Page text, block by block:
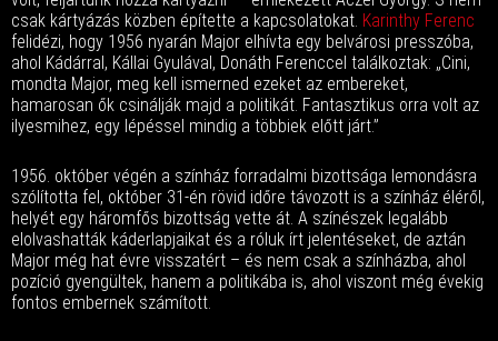
csak kártyázás közben építette a kapcsolatokat. Karinthy Ferenc
felidézi, hogy 1956 nyarán Major elhívta egy belvárosi presszóba,
ahol Kádárral, Kállai Gyulával, Donáth Ferenccel találkoztak: „Cini,
mondta Major, meg kell ismerned ezeket az embereket,
hamarosan ők csinálják majd a politikát. Fantasztikus orra volt az
ilyesmihez, egy lépéssel mindig a többiek előtt járt.”
1956. október végén a színház forradalmi bizottsága lemondásra
szólította fel, október 31-én rövid időre távozott is a színház éléről,
helyét egy háromfős bizottság vette át. A színészek legalább
elolvashatták káderlapjaikat és a róluk írt jelentéseket, de aztán
Major még hat évre visszatért – és nem csak a színházba, ahol
pozíció gyengültek, hanem a politikába is, ahol viszont még évekig
fontos embernek számított.